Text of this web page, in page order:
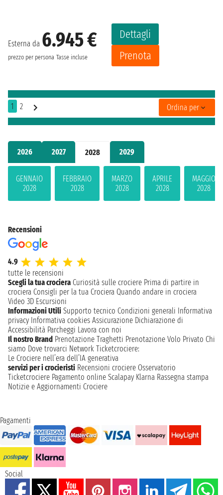
2026 2027 2028 2029
GENNAIO
2028
FEBBRAIO
2028
MARZO
2028
APRILE
2028
MAGGIO
2028
Esterna da 6.945 €
prezzo per persona Tasse incluse
Dettagli
Prenota
1 2 Ordina per
Recensioni
4.9
tutte le recensioni
Scegli la tua crociera Curiosità sulle crociere Prima di partire in
crociera Consigli per la tua Crociera Quando andare in crociera
Video 3D Escursioni
Informazioni Utili Supporto tecnico Condizioni generali Informativa
privacy Informativa cookies Assicurazione Dichiarazione di
Accessibilità Parcheggi Lavora con noi
Il nostro Brand Prenotazione Traghetti Prenotazione Volo Privato Chi
siamo Dove trovarci Network Ticketcrociere:
Le Crociere nell’era dell’IA generativa
servizi per i crocieristi Recensioni crociere Osservatorio
Ticketcrociere Pagamento online Scalapay Klarna Rassegna stampa
Notizie e Aggiornamenti Crociere
Pagamenti
Social